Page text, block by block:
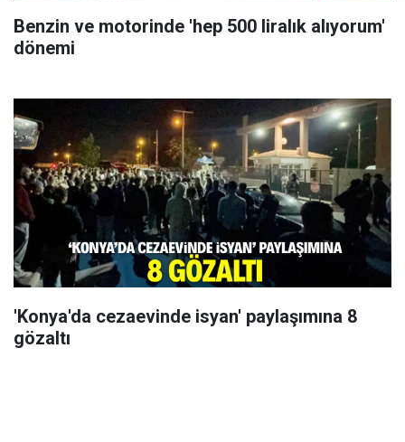
Benzin ve motorinde 'hep 500 liralık alıyorum'
dönemi
'Konya'da cezaevinde isyan' paylaşımına 8
gözaltı